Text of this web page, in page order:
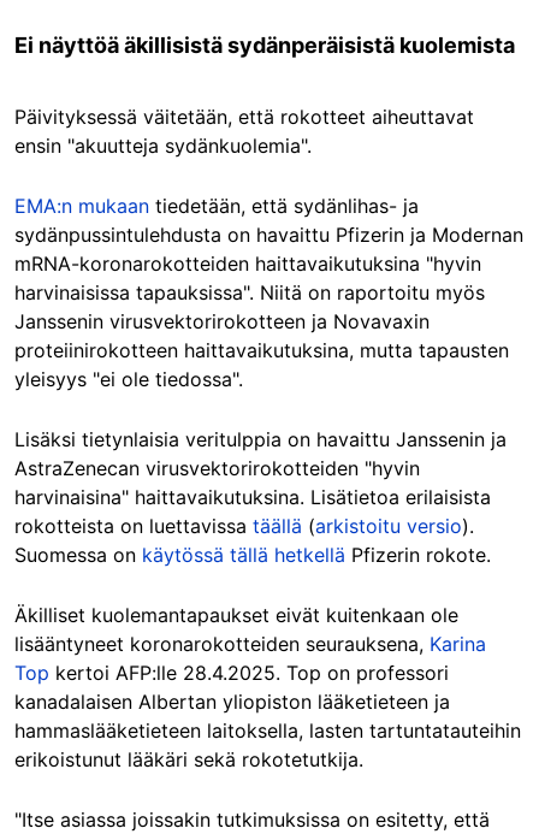
Ei näyttöä äkillisistä sydänperäisistä kuolemista
Päivityksessä väitetään, että rokotteet aiheuttavat
ensin "akuutteja sydänkuolemia".
EMA:n mukaan tiedetään, että sydänlihas- ja
sydänpussintulehdusta on havaittu Pfizerin ja Modernan
mRNA-koronarokotteiden haittavaikutuksina "hyvin
harvinaisissa tapauksissa". Niitä on raportoitu myös
Janssenin virusvektorirokotteen ja Novavaxin
proteiinirokotteen haittavaikutuksina, mutta tapausten
yleisyys "ei ole tiedossa".
Lisäksi tietynlaisia veritulppia on havaittu Janssenin ja
AstraZenecan virusvektorirokotteiden "hyvin
harvinaisina" haittavaikutuksina. Lisätietoa erilaisista
rokotteista on luettavissa täällä (arkistoitu versio).
Suomessa on käytössä tällä hetkellä Pfizerin rokote.
Äkilliset kuolemantapaukset eivät kuitenkaan ole
lisääntyneet koronarokotteiden seurauksena, Karina
Top kertoi AFP:lle 28.4.2025. Top on professori
kanadalaisen Albertan yliopiston lääketieteen ja
hammaslääketieteen laitoksella, lasten tartuntatauteihin
erikoistunut lääkäri sekä rokotetutkija.
"Itse asiassa joissakin tutkimuksissa on esitetty, että